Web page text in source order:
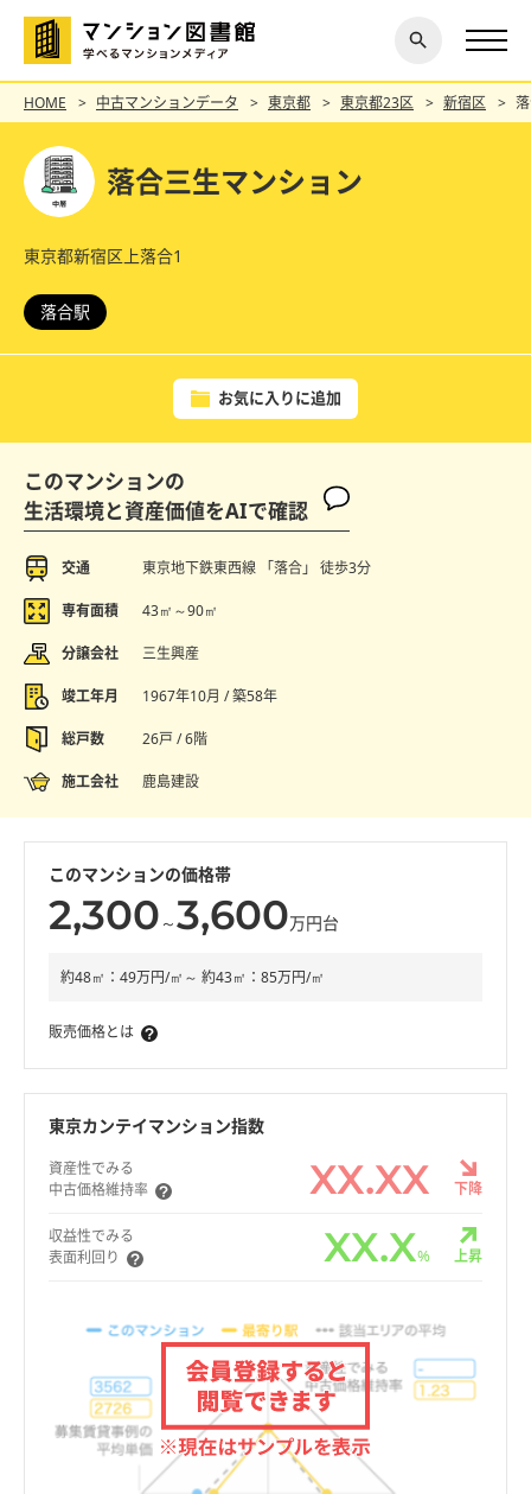
探す
閉じ
る
HOME 中古マンションデータ 東京都 東京都23区 新宿区
落合三生マンション
東京都新宿区上落合1
落合駅
お気に入りに追加
このマンションの
生活環境と資産価値をAIで確認
交通 東京地下鉄東西線 「落合」 徒歩3分
専有面積 43㎡～90㎡
分譲会社 三生興産
竣工年月 1967年10月 / 築58年
総戸数 26戸 / 6階
施工会社 鹿島建設
このマンションの価格帯
2,300 ～3,600万円台
約48㎡：49万円/㎡～ 約43㎡：85万円/㎡
販売価格とは
東京カンテイマンション指数
資産性でみる
中古価格維持率
XX.XX 下降
収益性でみる
表面利回り
XX.X% 上昇